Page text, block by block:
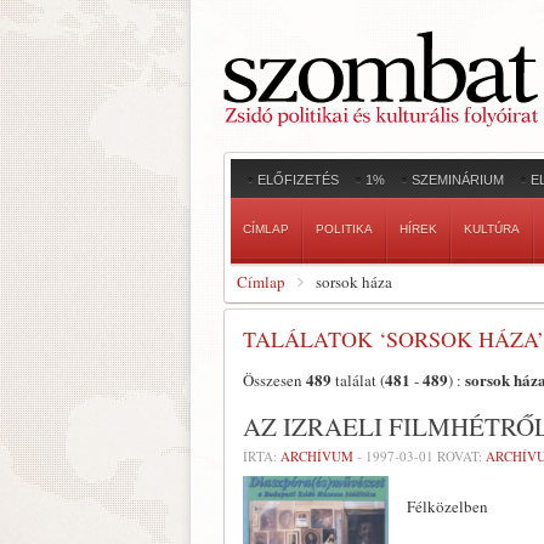
ELŐFIZETÉS 1% SZEMINÁRIUM
CÍMLAP POLITIKA HÍREK KULTÚRA
Címlap sorsok háza
TALÁLATOK ‘SORSOK HÁZA’
Összesen 489 találat (481 -489) : sorsok
AZ IZRAELI
ÍRTA: ARCHÍVUM - 1997-03-01 ROVAT:
Félközelben